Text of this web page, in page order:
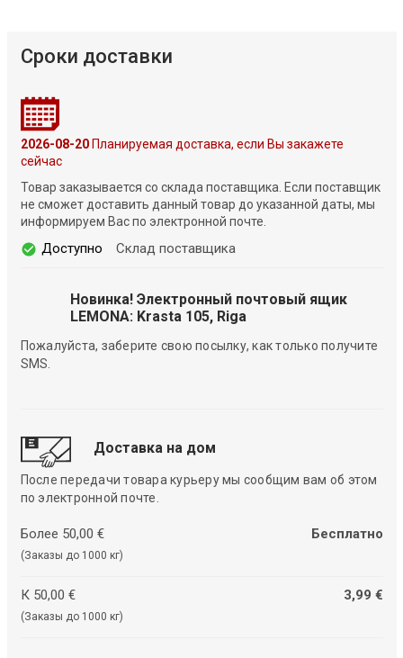
Сроки доставки
2026-08-20Планируемая доставка, если Вы закажете
сейчас
Товар заказывается со склада поставщика. Если поставщик
не сможет доставить данный товар до указанной даты, мы
информируем Вас по электронной почте.
Доступно Склад поставщика
Новинка! Электронный почтовый ящик
LEMONA: Krasta 105, Riga
Пожалуйста, заберите свою посылку, как только получите
SMS.
Доставка на дом
После передачи товара курьеру мы сообщим вам об этом
по электронной почте.
Более 50,00 €
(Заказы до 1000 кг)
Бесплатно
К 50,00 €
(Заказы до 1000 кг)
3,99 €